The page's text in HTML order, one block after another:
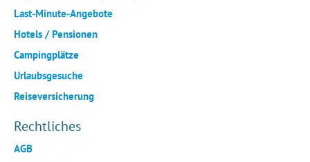
Last-Minute-Angebote
Hotels / Pensionen
Campingplätze
Urlaubsgesuche
Reiseversicherung
Rechtliches
AGB